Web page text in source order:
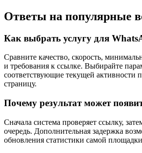
Ответы на популярные
Как выбрать услугу для
Сравните качество, скорость,
и требования к ссылке. Выбирайте
соответствующие текущей активности
страницу.
Почему результат может
Сначала система проверяет ссылку,
очередь. Дополнительная задержка
обновления статистики самой